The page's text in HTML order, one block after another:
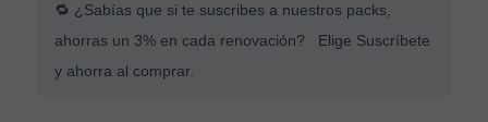
🔁 ¿Sabías que si te suscribes a nuestros packs,
ahorras un 3% en cada renovación? Elige Suscríbete
y ahorra al comprar.